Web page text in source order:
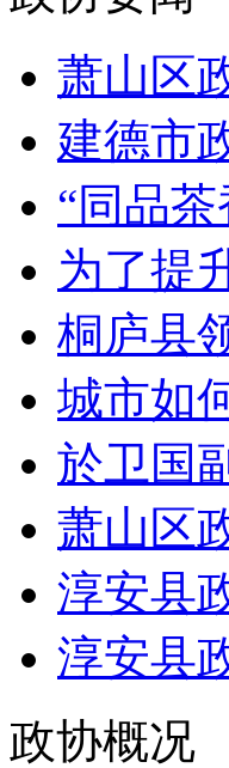
萧山区
建德市
“同品
为了提
桐庐县
城市如
於卫国
萧山区
淳安县
淳安县
政协概况